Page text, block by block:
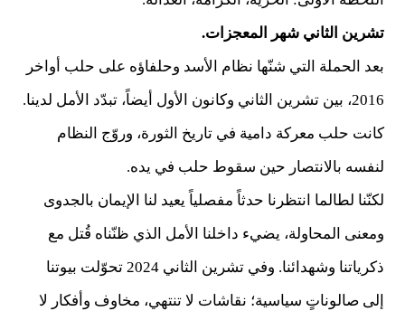
تشرين الثاني شهر المعجزات.
بعد الحملة التي شنّها نظام الأسد وحلفاؤه على حلب أواخر
2016، بين تشرين الثاني وكانون الأول أيضاً، تبدّد الأمل لدينا.
كانت حلب معركة دامية في تاريخ الثورة، وروّج النظام
لنفسه بالانتصار حين سقوط حلب في يده.
لكنّنا لطالما انتظرنا حدثاً مفصلياً يعيد لنا الإيمان بالجدوى
ومعنى المحاولة، يضيء داخلنا الأمل الذي ظنّناه قُتل مع
ذكرياتنا وشهدائنا. وفي تشرين الثاني 2024 تحوّلت بيوتنا
إلى صالوناتٍ سياسية؛ نقاشات لا تنتهي، مخاوف وأفكار لا